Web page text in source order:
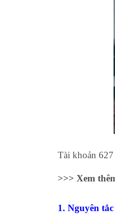
Tài khoản
>>> Xem
1. Nguyên